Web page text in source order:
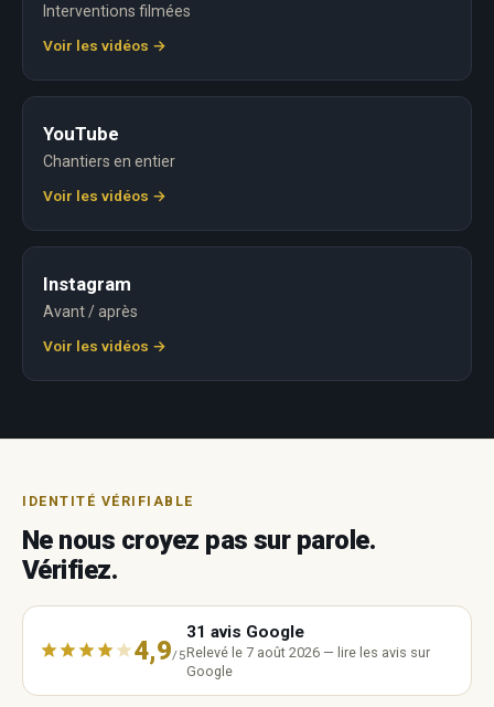
Interventions filmées
Voir les vidéos →
YouTube
Chantiers en entier
Voir les vidéos →
Instagram
Avant / après
Voir les vidéos →
IDENTITÉ VÉRIFIABLE
Ne nous croyez pas sur parole.
Vérifiez.
4,9/5
31 avis Google
Relevé le 7 août 2026 — lire les avis sur
Google